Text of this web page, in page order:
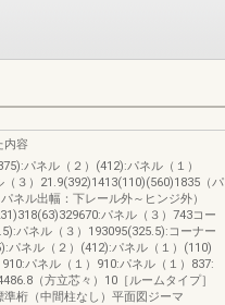
内容
パネル（２）(412):パネル（１）
３）21.9(392)1413(110)(560)1835（パ
ネル出幅：下レール外～ヒンジ外）
パネル（３）743コー
パネル（３）193095(325.5):コーナー
パネル（２）(412):パネル（１）(110)
パネル（１）910:パネル（１）837:
（方立芯々）10［ルームタイプ］
桁（中間柱なし）平面図ジーマ